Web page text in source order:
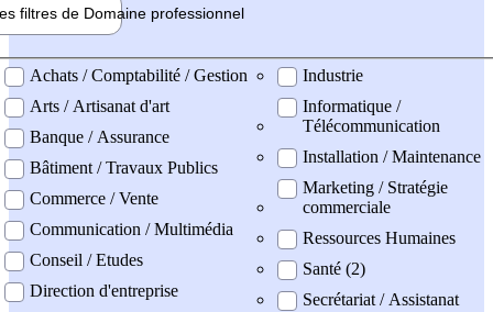
filtres de Domaine professionnel
professionel
Achats / Comptabilité / Gestion
Arts / Artisanat d'art
Banque / Assurance
Bâtiment / Travaux Publics
Commerce / Vente
Communication / Multimédia
Conseil / Etudes
Direction d'entreprise
Industrie
Informatique /
Télécommunication
Installation / Maintenance
Marketing / Stratégie
commerciale
Ressources Humaines
Santé (2)
Secrétariat / Assistanat